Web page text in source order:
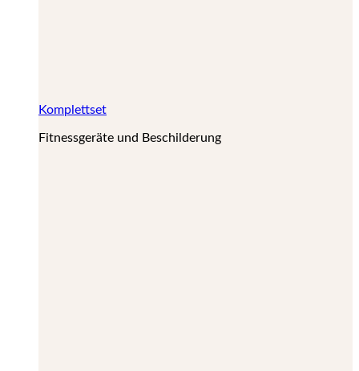
Komplettset
Fitnessgeräte und Beschilderung